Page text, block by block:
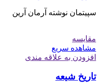
سپیتمان نوشته آرمان آرین
مقایسه
مشاهده سریع
افزودن به علاقه مندی
تاریخ شیعه